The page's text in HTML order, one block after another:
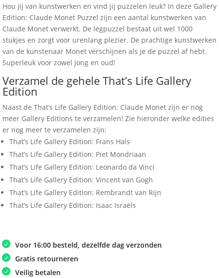
Hou jij van kunstwerken en vind jij puzzelen leuk? In deze Gallery
Edition: Claude Monet Puzzel zijn een aantal kunstwerken van
Claude Monet verwerkt. De legpuzzel bestaat uit wel 1000
stukjes en zorgt voor urenlang plezier. De prachtige kunstwerken
van de kunstenaar Monet verschijnen als je de puzzel af hebt.
Superleuk voor zowel jong en oud!
Verzamel de gehele That’s Life Gallery
Edition
Naast de That’s Life Gallery Edition: Claude Monet zijn er nog
meer Gallery Editions te verzamelen! Zie hieronder welke edities
er nog meer te verzamelen zijn:
That’s Life Gallery Edition: Frans Hals
That’s Life Gallery Edition: Piet Mondriaan
That’s Life Gallery Edition: Leonardo da Vinci
That’s Life Gallery Edition: Vincent van Gogh
That’s Life Gallery Edition: Rembrandt van Rijn
That’s Life Gallery Edition: Isaac Israëls
Voor 16:00 besteld, dezelfde dag verzonden
Gratis retourneren
Veilig betalen